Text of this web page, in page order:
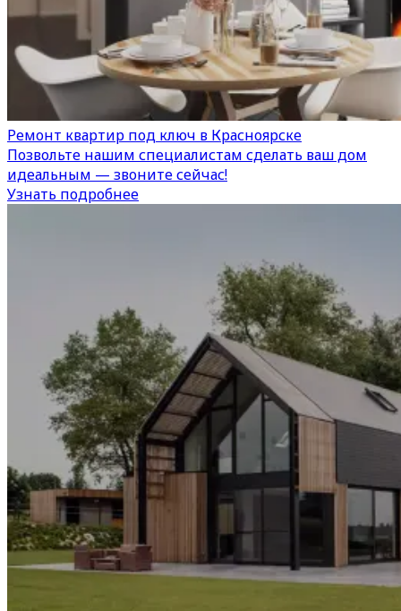
Ремонт квартир под ключ в Красноярске
Позвольте нашим специалистам сделать ваш дом
идеальным — звоните сейчас!
Узнать подробнее